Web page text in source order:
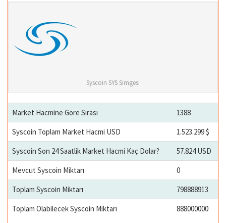
Syscoin SYS Simgesi
Market Hacmine Göre Sırası
1388
Syscoin Toplam Market Hacmi USD
1.523.299 $
Syscoin Son 24 Saatlik Market Hacmi Kaç Dolar?
57.824 USD
Mevcut Syscoin Miktarı
0
Toplam Syscoin Miktarı
798888913
Toplam Olabilecek Syscoin Miktarı
888000000